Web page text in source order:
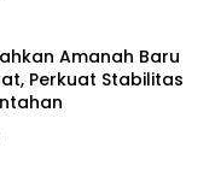
Amanah Baru
Perkuat Stabilitas